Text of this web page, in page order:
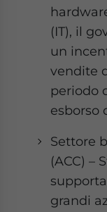
(IT), il
un
vendite
periodo
esborso
Settore
(ACC) –
grandi